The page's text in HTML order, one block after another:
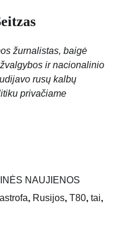
žurnalistas, baigė
ir nacionalinio
rusų kalbų
privačiame
NAUJIENOS
, Rusijos, T80, tai,